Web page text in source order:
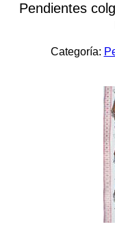
Pendientes
Categoría: